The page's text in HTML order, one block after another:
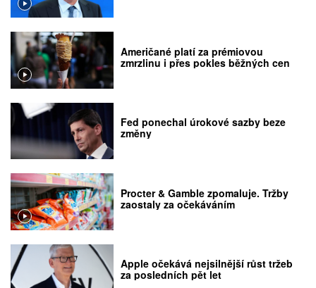
Američané platí za prémiovou
zmrzlinu i přes pokles běžných cen
Fed ponechal úrokové sazby beze
změny
Procter & Gamble zpomaluje. Tržby
zaostaly za očekáváním
Apple očekává nejsilnější růst tržeb
za posledních pět let